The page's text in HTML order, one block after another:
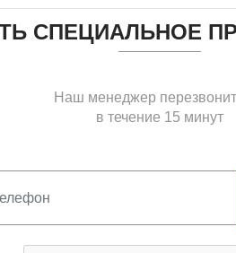
СПЕЦИАЛЬНОЕ
Наш менеджер
в течение 15 минут